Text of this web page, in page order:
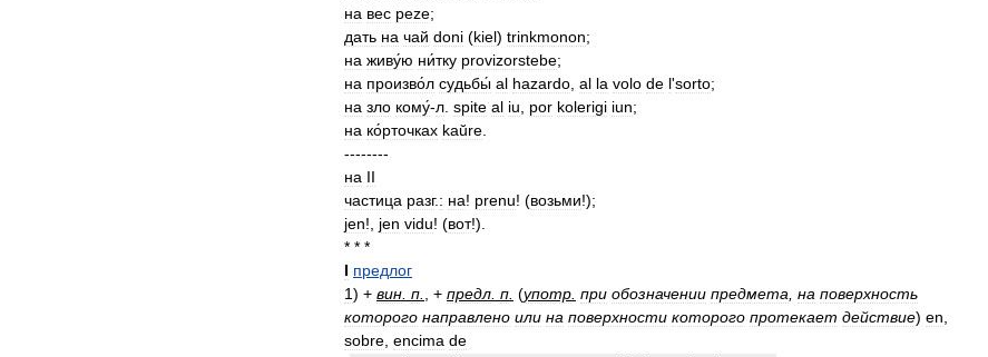
на вес peze;
дать на чай doni (kiel) trinkmonon;
на живу́ю ни́тку provizorstebe;
на произво́л судьбы́ al hazardo al la volo de l'sorto;
на зло кому́-л spite al iu por kolerigi iun;
на ко́рточках kaŭre
--------
на II
частица разг.: на! prenu! (возьми!);
jen!, jen vidu! (вот!).
* * *
I предлог
1) + вин п , + предл п (употр при обозначении предмета на поверхность
которого направлено или на поверхности которого протекает действие) en
sobre encima de